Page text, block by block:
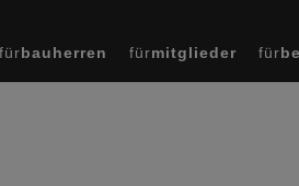
fürbauherren fürmitglieder für